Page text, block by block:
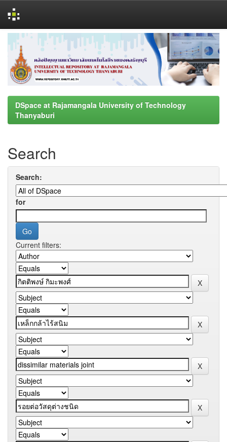
navigation
DSpace at Rajamangala University of Technology
Thanyaburi
Search
Search:
for
Current filters: